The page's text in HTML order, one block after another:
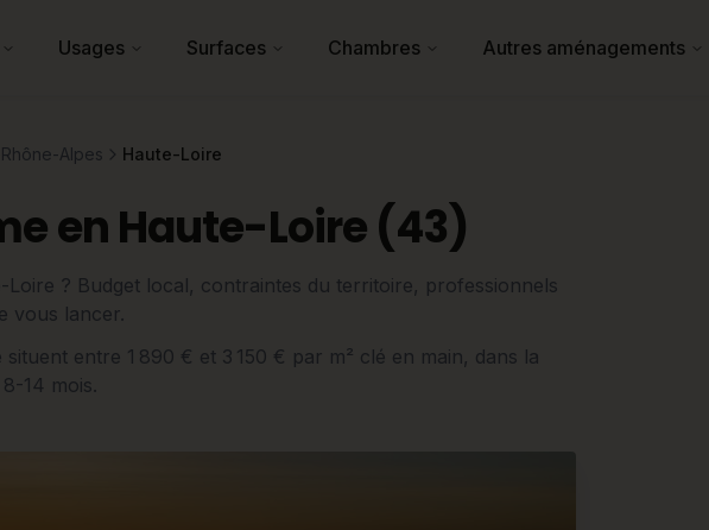
Usages Surfaces Chambres Autres aménagements
Alpes Haute-Loire
en Haute-Loire (43)
? Budget local, contraintes du territoire, professionnels
vous lancer.
entre 1 890 € et 3 150 € par m² clé en main, dans la
14 mois.